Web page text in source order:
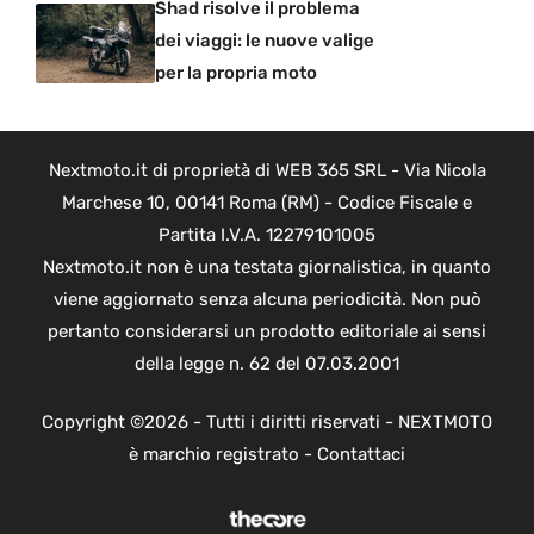
Shad risolve il problema
dei viaggi: le nuove valige
per la propria moto
Nextmoto.it di proprietà di WEB 365 SRL - Via Nicola
Marchese 10, 00141 Roma (RM) - Codice Fiscale e
Partita I.V.A. 12279101005
Nextmoto.it non è una testata giornalistica, in quanto
viene aggiornato senza alcuna periodicità. Non può
pertanto considerarsi un prodotto editoriale ai sensi
della legge n. 62 del 07.03.2001
Copyright ©2026 - Tutti i diritti riservati - NEXTMOTO
è marchio registrato - Contattaci